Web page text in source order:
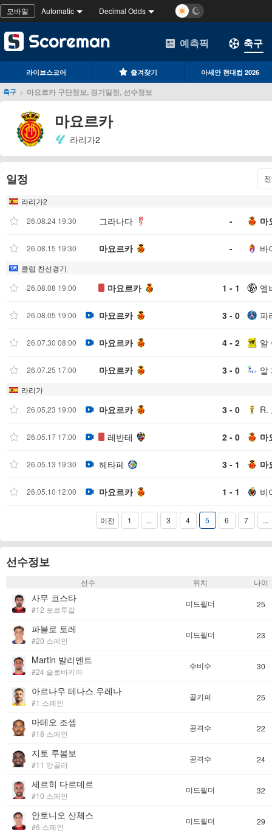
모바일 Automatic Decimal Odds
예측픽 축구
라이브스코어 즐겨찾기 아세안 현대컵 2026
축구 > 마요르카 구단정보, 경기일정, 선수정보
마요르카
라리가2
일정
라리가2
26.08.24 19:30
그라나다 - 마
26.08.15 19:30 마요르카 - 바
클럽 친선경기
26.08.08 19:00
마요르카 1 - 1 엘
26.08.05 19:00 마요르카 3 - 0 파
26.07.30 08:00 마요르카 4 - 2 알
26.07.25 17:00 마요르카 3 - 0 알
라리가
26.05.23 19:00
마요르카 3 - 0 R.
26.05.17 17:00 레반테 2 - 0 마
26.05.13 19:30 헤타페 3 - 1 마
26.05.10 12:00 마요르카 1 - 1 비
이전 1 ... 3 4 5 6 7 ...
선수정보
선수 위치 나이
사무 코스타
#12 포르투갈
미드필더 25
파블로 토레
#20 스페인
미드필더 23
Martin 발리엔트
#24 슬로바키아
수비수 30
아르나우 테나스 우레나
#1 스페인
골키퍼 25
마테오 조셉
#18 스페인
공격수 22
지토 루봄보
#11 앙골라
공격수 24
세르히 다르데르
#10 스페인
미드필더 32
안토니오 산체스
#6 스페인
미드필더 29